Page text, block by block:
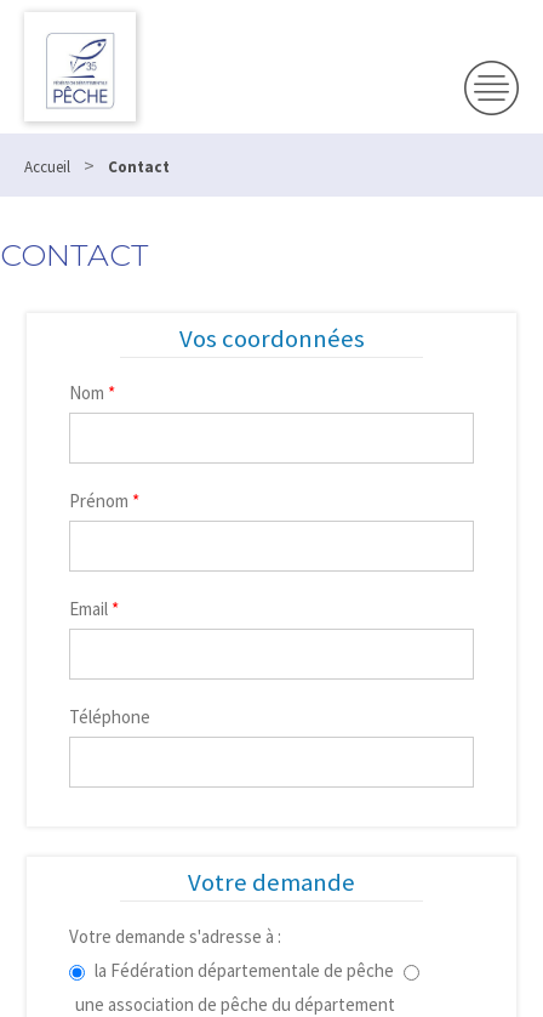
Accueil > Contact
CONTACT
Vos coordonnées
Nom *
Prénom *
Email *
Téléphone
Votre demande
Votre demande s'adresse à :
la Fédération départementale de pêche
une association de pêche du département